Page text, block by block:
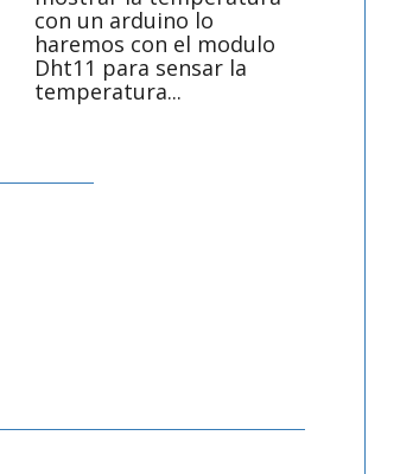
con un arduino lo
haremos con el modulo
Dht11 para sensar la
temperatura...